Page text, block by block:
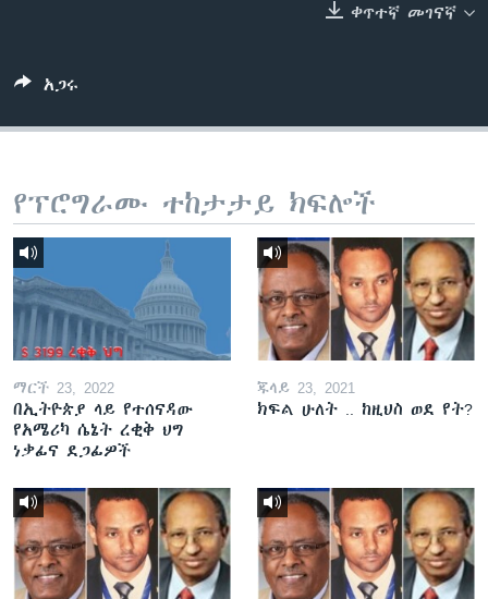
ቋንቋዎች
ቀጥተኛ መገናኛ
አጋሩ
የፕሮግራሙ ተከታታይ ክፍሎች
ማርች 23, 2022
በኢትዮጵያ ላይ የተሰናዳው
የአሜሪካ ሴኔት ረቂቅ ህግ
ነቃፊና ደጋፊዎች
ጁላይ 23, 2021
ክፍል ሁለት .. ከዚህስ ወደ የት?